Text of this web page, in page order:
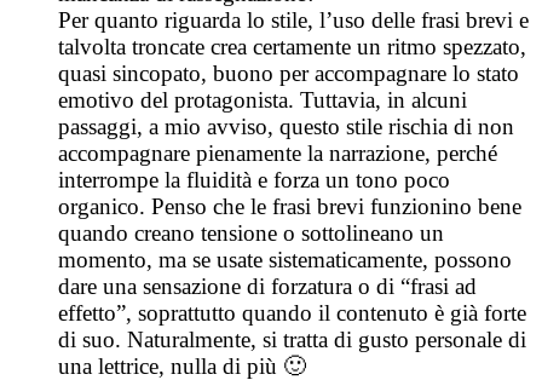
Per quanto riguarda lo stile, l’uso delle frasi brevi e
talvolta troncate crea certamente un ritmo spezzato,
quasi sincopato, buono per accompagnare lo stato
emotivo del protagonista. Tuttavia, in alcuni
passaggi, a mio avviso, questo stile rischia di non
accompagnare pienamente la narrazione, perché
interrompe la fluidità e forza un tono poco
organico. Penso che le frasi brevi funzionino bene
quando creano tensione o sottolineano un
momento, ma se usate sistematicamente, possono
dare una sensazione di forzatura o di “frasi ad
effetto”, soprattutto quando il contenuto è già forte
di suo. Naturalmente, si tratta di gusto personale di
una lettrice, nulla di più 🙂